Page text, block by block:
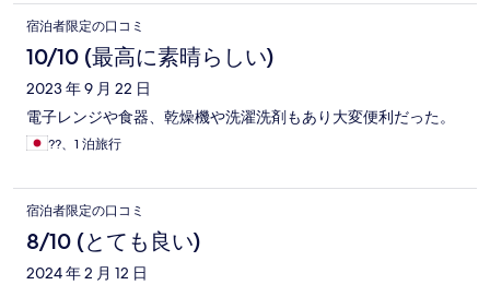
宿泊者限定の口コミ
10/10 (最高に素晴らしい)
2023 年 9 月 22 日
電子レンジや食器、乾燥機や洗濯洗剤もあり大変便利だった。
??、1 泊旅行
宿泊者限定の口コミ
8/10 (とても良い)
2024 年 2 月 12 日